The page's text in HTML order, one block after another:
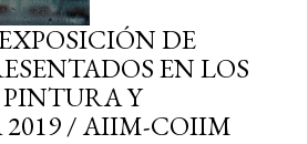
DE
EN LOS
Y
2019 / AIIM-COIIM